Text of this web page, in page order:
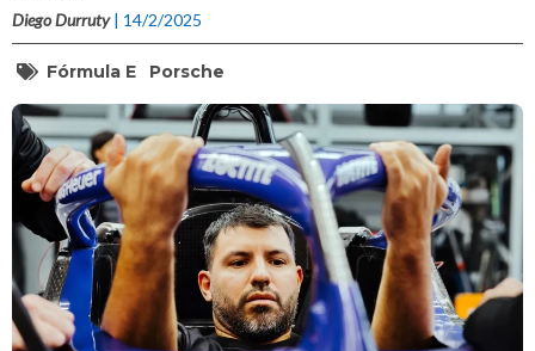
Diego Durruty | 14/2/2025
Fórmula E Porsche